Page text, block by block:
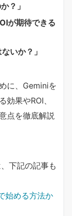
？」
が期待できる
いか？」
に、Geminiを
果やROI、
点を徹底解説
下記の記事も
始める方法か